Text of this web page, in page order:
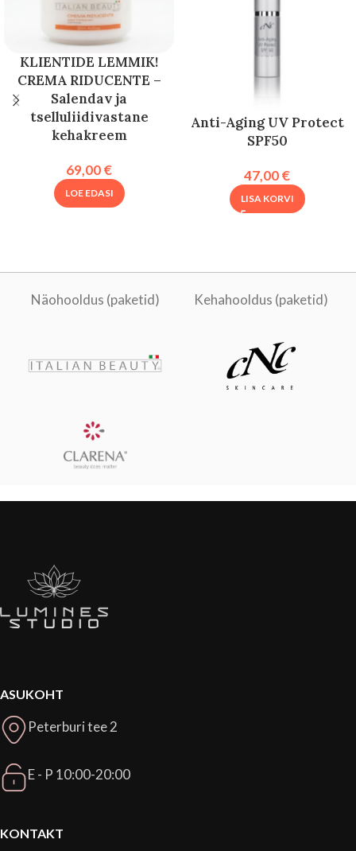
KLIENTIDE LEMMIK!
CREMA RIDUCENTE –
Salendav ja
tselluliidivastane
kehakreem
69,00€
LOE EDASI
Anti-Aging UV Protect
SPF50
47,00€
LISA KORVI
Näohooldus (paketid) Kehahooldus (paketid)
ASUKOHT
Peterburi tee 2
E - P 10:00-20:00
KONTAKT